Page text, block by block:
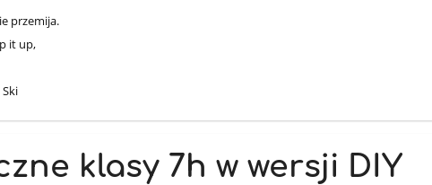
przemija.
up,
klasy 7h w wersji DIY